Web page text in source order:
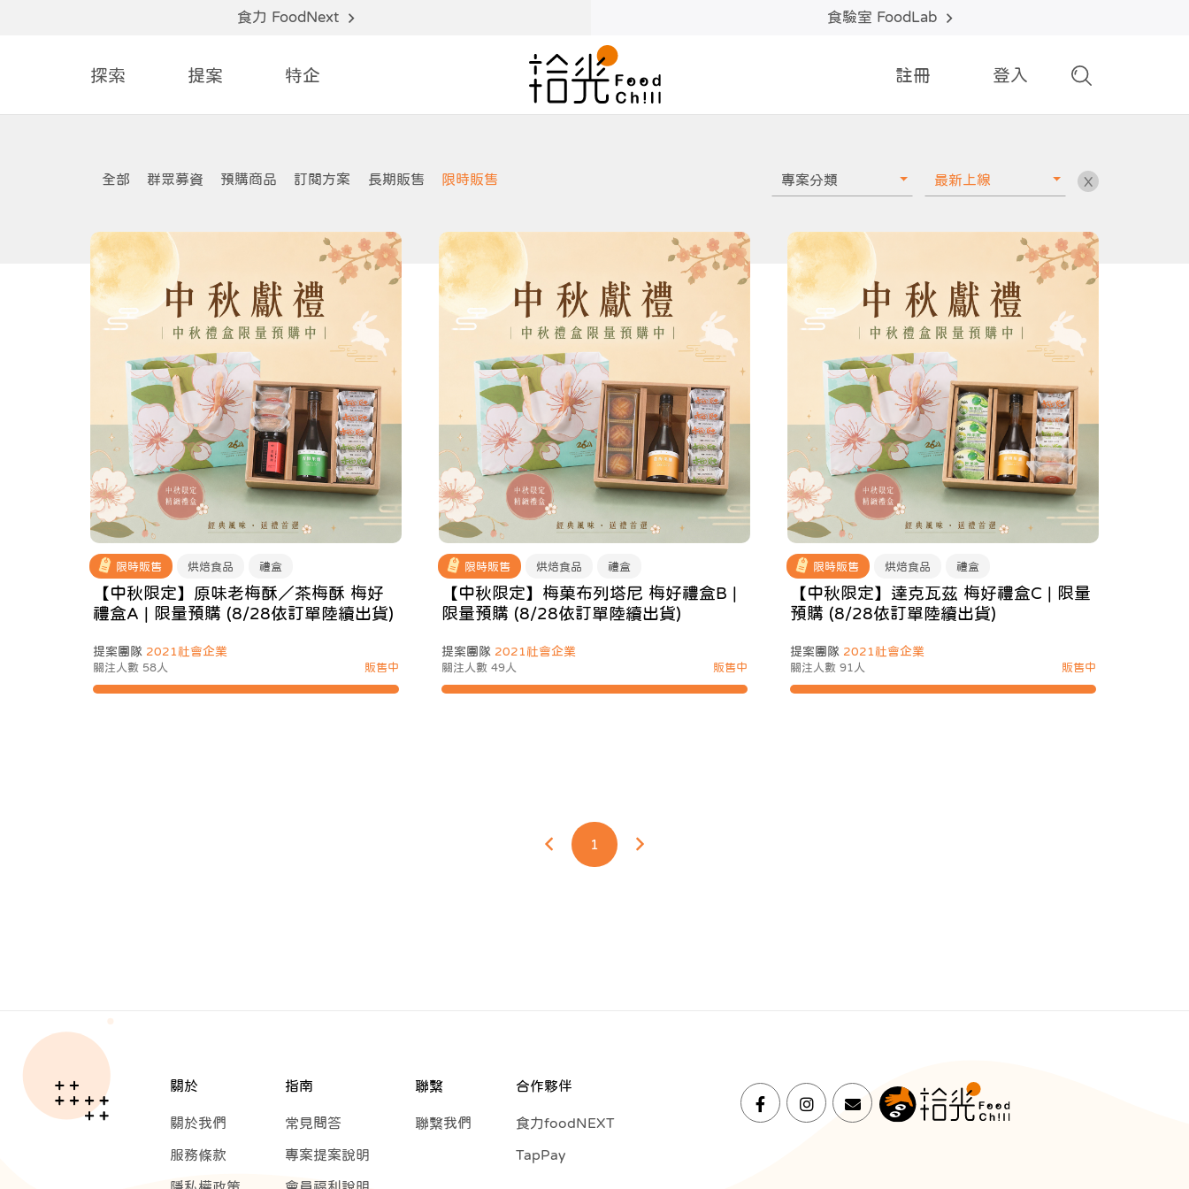
食力 FoodNext 食驗室 FoodLab
探索 提案 特企 註冊 登入
全部 群眾募資 預購商品 訂閱方案 長期販售 限時販售 專案分類 最新上線 X
限時販售 烘焙食品 禮盒
【中秋限定】原味老梅酥／茶梅酥 梅好
禮盒A | 限量預購 (8/28依訂單陸續出貨)
提案團隊 2021社會企業
關注人數 58人 販售中
限時販售 烘焙食品 禮盒
【中秋限定】梅菓布列塔尼 梅好禮盒B |
限量預購 (8/28依訂單陸續出貨)
提案團隊 2021社會企業
關注人數 49人 販售中
限時販售 烘焙食品 禮盒
【中秋限定】達克瓦茲 梅好禮盒C | 限量
預購 (8/28依訂單陸續出貨)
提案團隊 2021社會企業
關注人數 91人 販售中
1
關於
關於我們
服務條款
指南
常見問答
專案提案說明
聯繫
聯繫我們
合作夥伴
食力foodNEXT
TapPay